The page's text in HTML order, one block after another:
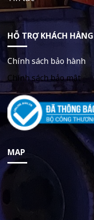
HỖ TRỢ KHÁCH HÀNG
Chính sách bảo hành
Chính sách bảo mật
MAP